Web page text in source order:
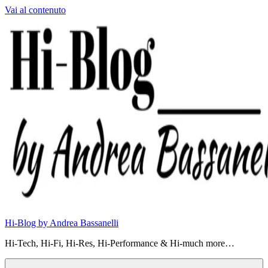
Vai al contenuto
Hi-Blog by Andrea Bassanelli
Hi-Tech, Hi-Fi, Hi-Res, Hi-Performance & Hi-much more…